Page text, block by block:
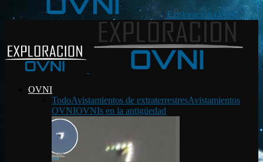
Exploración OVNI
OVNI
TodoAvistamientos de extraterrestresAvistamientos
OVNIOVNIs en la antigüedad